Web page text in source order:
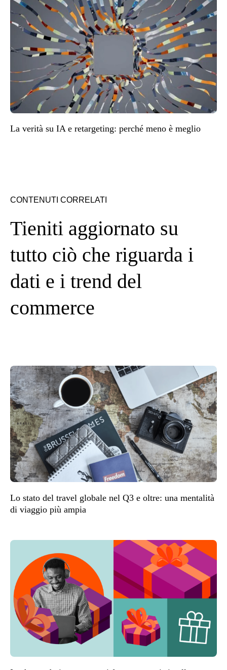
La verità su IA e retargeting: perché meno è meglio
CONTENUTI CORRELATI
Tieniti aggiornato su
tutto ciò che riguarda i
dati e i trend del
commerce
Lo stato del travel globale nel Q3 e oltre: una mentalità
di viaggio più ampia